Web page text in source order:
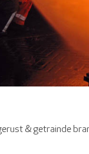
& getrainde